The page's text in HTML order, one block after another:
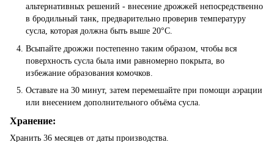
альтернативных решений - внесение дрожжей непосредственно
в бродильный танк, предварительно проверив температуру
сусла, которая должна быть выше 20°C.
Всыпайте дрожжи постепенно таким образом, чтобы вся
поверхность сусла была ими равномерно покрыта, во
избежание образования комочков.
Оставьте на 30 минут, затем перемешайте при помощи аэрации
или внесением дополнительного объёма сусла.
Хранение:
Хранить 36 месяцев от даты производства.